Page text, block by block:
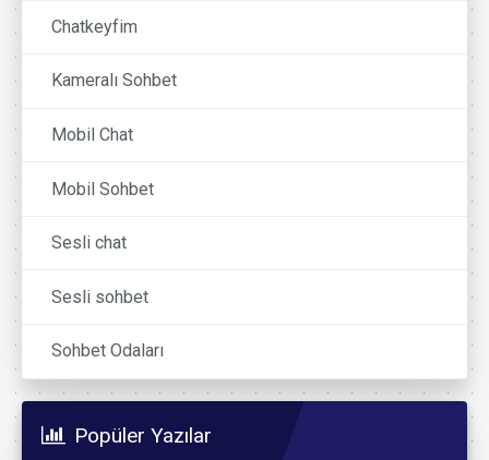
Chatkeyfim
Kameralı Sohbet
Mobil Chat
Mobil Sohbet
Sesli chat
Sesli sohbet
Sohbet Odaları
Popüler Yazılar